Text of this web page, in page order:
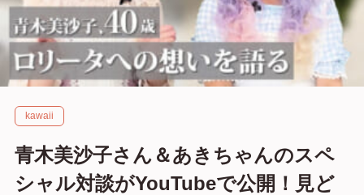
kawaii
青木美沙子さん＆あきちゃんのスペ
シャル対談がYouTubeで公開！見ど